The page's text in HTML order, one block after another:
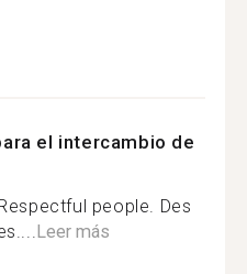
el intercambio de
people. Des
Leer más